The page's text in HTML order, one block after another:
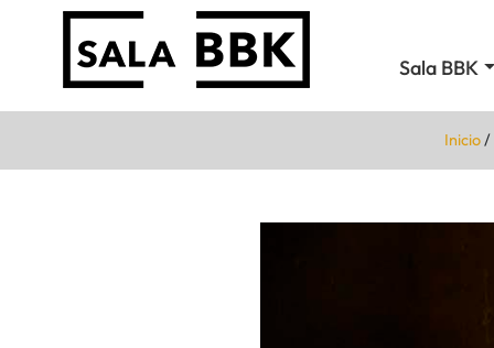
Sala BBK
Inicio/